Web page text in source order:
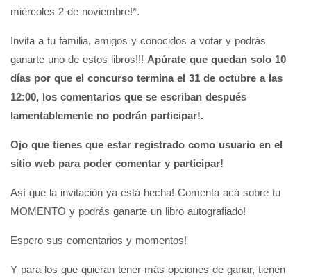
miércoles 2 de noviembre!*.
Invita a tu familia, amigos y conocidos a votar y podrás
ganarte uno de estos libros!!! Apúrate que quedan solo 10
días por que el concurso termina el 31 de octubre a las
12:00, los comentarios que se escriban después
lamentablemente no podrán participar!.
Ojo que tienes que estar registrado como usuario en el
sitio web para poder comentar y participar!
Así que la invitación ya está hecha! Comenta acá sobre tu
MOMENTO y podrás ganarte un libro autografiado!
Espero sus comentarios y momentos!
Y para los que quieran tener más opciones de ganar, tienen